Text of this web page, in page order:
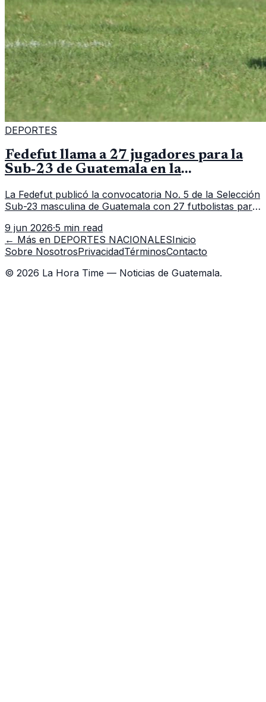
DEPORTES
Fedefut llama a 27 jugadores para la
Sub-23 de Guatemala en la
La Fedefut publicó la convocatoria No. 5 de la Selección
Sub-23 masculina de Guatemala con 27 futbolistas para
9 jun 2026·5 min read
← Más en DEPORTES NACIONALESInicio
Sobre NosotrosPrivacidadTérminosContacto
© 2026 La Hora Time — Noticias de Guatemala.